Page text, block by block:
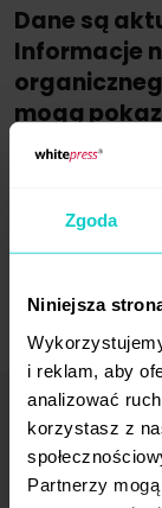
Zgoda
Niniejsza
i reklam, aby
analizować
korzystasz z
Partnerzy
Dane są
Informacje
mogą
Wasze